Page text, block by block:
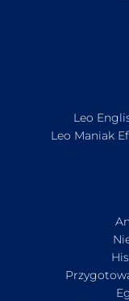
Leo
Leo Maniak